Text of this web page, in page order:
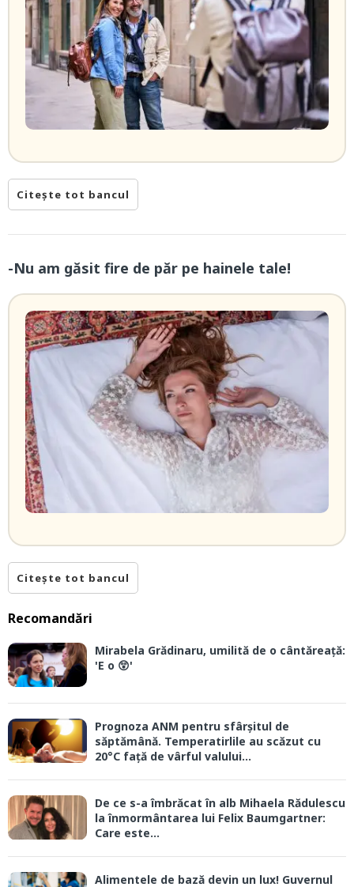
Citește tot bancul
-Nu am găsit fire de păr pe hainele tale!
Citește tot bancul
Recomandări
Mirabela Grădinaru, umilită de o cântăreață:
'E o 😲'
Prognoza ANM pentru sfârșitul de
săptămână. Temperatirlile au scăzut cu
20°C față de vârful valului...
De ce s-a îmbrăcat în alb Mihaela Rădulescu
la înmormântarea lui Felix Baumgartner:
Care este...
Alimentele de bază devin un lux! Guvernul